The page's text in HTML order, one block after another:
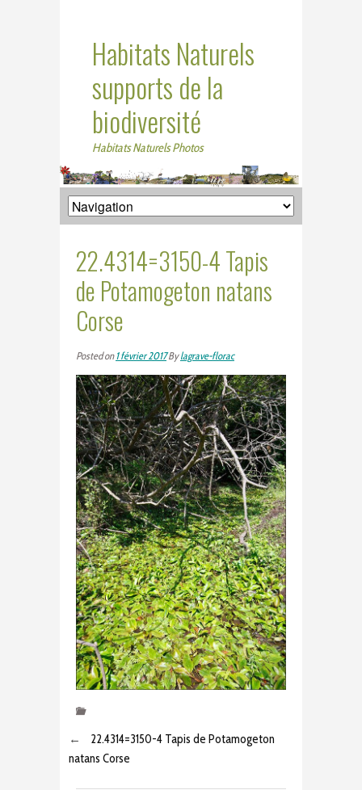
Habitats Naturels
supports de la
biodiversité
Habitats Naturels Photos
22.4314=3150-4 Tapis
de Potamogeton natans
Corse
Posted on1 février 2017Bylagrave-florac
←
22.4314=3150-4 Tapis de Potamogeton
natans Corse